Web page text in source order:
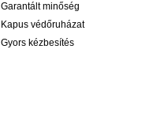
Garantált minőség
Kapus védőruházat
Gyors kézbesítés